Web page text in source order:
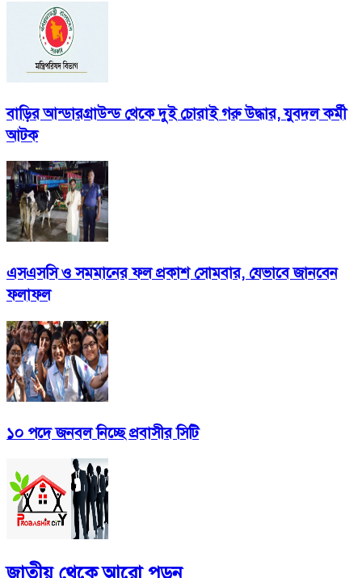
বাড়ির আন্ডারগ্রাউন্ড থেকে দুই চোরাই গরু উদ্ধার, যুবদল কর্মী
আটক
এসএসসি ও সমমানের ফল প্রকাশ সোমবার, যেভাবে জানবেন
ফলাফল
১০ পদে জনবল নিচ্ছে প্রবাসীর সিটি